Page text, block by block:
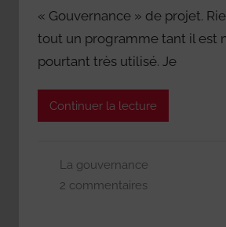
« Gouvernance » de projet.
tout un programme tant il est
pourtant très utilisé. Je
Continuer la lecture
La gouvernance
2 commentaires